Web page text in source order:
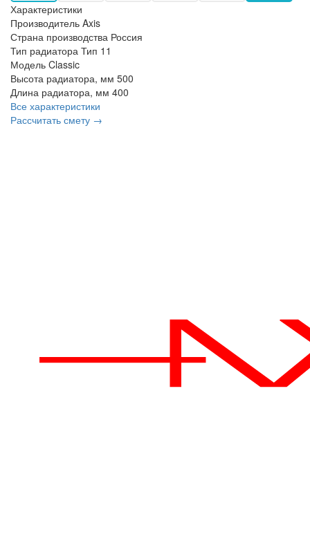
Характеристики
Производитель Axis
Страна производства Россия
Тип радиатора Тип 11
Модель Classic
Высота радиатора, мм 500
Длина радиатора, мм 400
Все характеристики
Рассчитать смету →